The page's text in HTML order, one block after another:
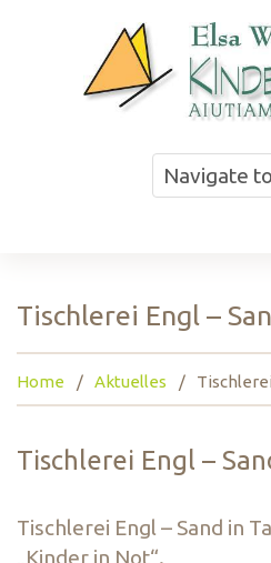
Tischlerei Engl –
Home Aktuelles
Tischlerei Engl –
Tischlerei Engl – Sand in
„Kinder in Not“.